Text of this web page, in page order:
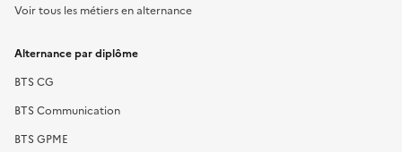
Voir tous les métiers en alternance
Alternance par diplôme
BTS CG
BTS Communication
BTS GPME